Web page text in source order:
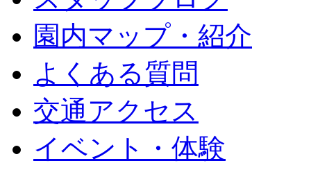
園内マップ・紹介
よくある質問
交通アクセス
イベント・体験